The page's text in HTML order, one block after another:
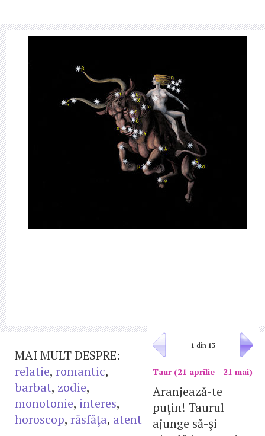
1 din 13
Taur (21 aprilie - 21 mai)
Aranjează-te
puţin! Taurul
ajunge să-şi
MAI MULT DESPRE:
relatie, romantic,
barbat, zodie,
monotonie, interes,
horoscop, răsfăţa, atent